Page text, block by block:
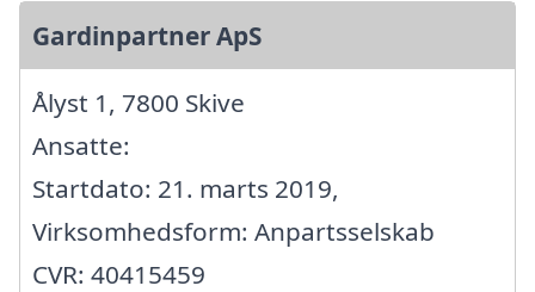
Gardinpartner ApS
Ålyst 1, 7800 Skive
Ansatte:
Startdato: 21. marts 2019,
Virksomhedsform: Anpartsselskab
CVR: 40415459